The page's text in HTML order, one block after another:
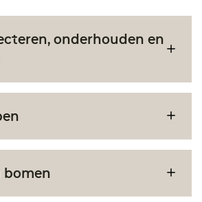
onderhouden en
bomen